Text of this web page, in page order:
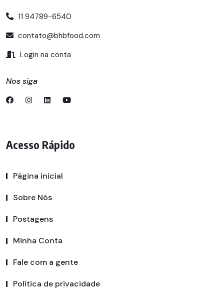
11 94789-6540
contato@bhbfood.com
Login na conta
Nos siga
Acesso Rápido
Página inicial
Sobre Nós
Postagens
Minha Conta
Fale com a gente
Política de privacidade